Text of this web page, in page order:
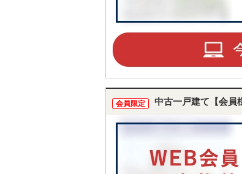
会員限定 中古一戸建て【会員